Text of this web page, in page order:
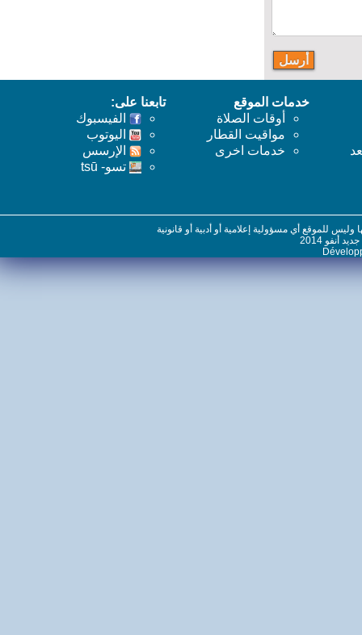
خدمات الموقع
أوقات الصلاة
مواقيت القطار
خدمات اخرى
تابعنا على:
الفيسبوك
اليوتوب
اﻹرسس
تسو- tsū
للموقع أي مسؤولية إعلامية أو أدبية أو قانونية
2014